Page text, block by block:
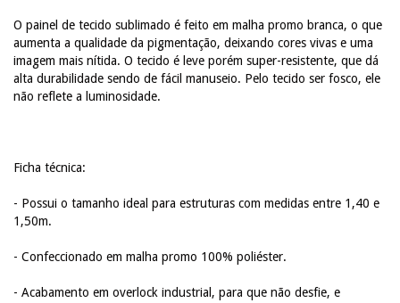
O painel de tecido sublimado é feito em malha promo branca, o que
aumenta a qualidade da pigmentação, deixando cores vivas e uma
imagem mais nítida. O tecido é leve porém super-resistente, que dá
alta durabilidade sendo de fácil manuseio. Pelo tecido ser fosco, ele
não reflete a luminosidade.
Ficha técnica:
- Possui o tamanho ideal para estruturas com medidas entre 1,40 e
1,50m.
- Confeccionado em malha promo 100% poliéster.
- Acabamento em overlock industrial, para que não desfie, e